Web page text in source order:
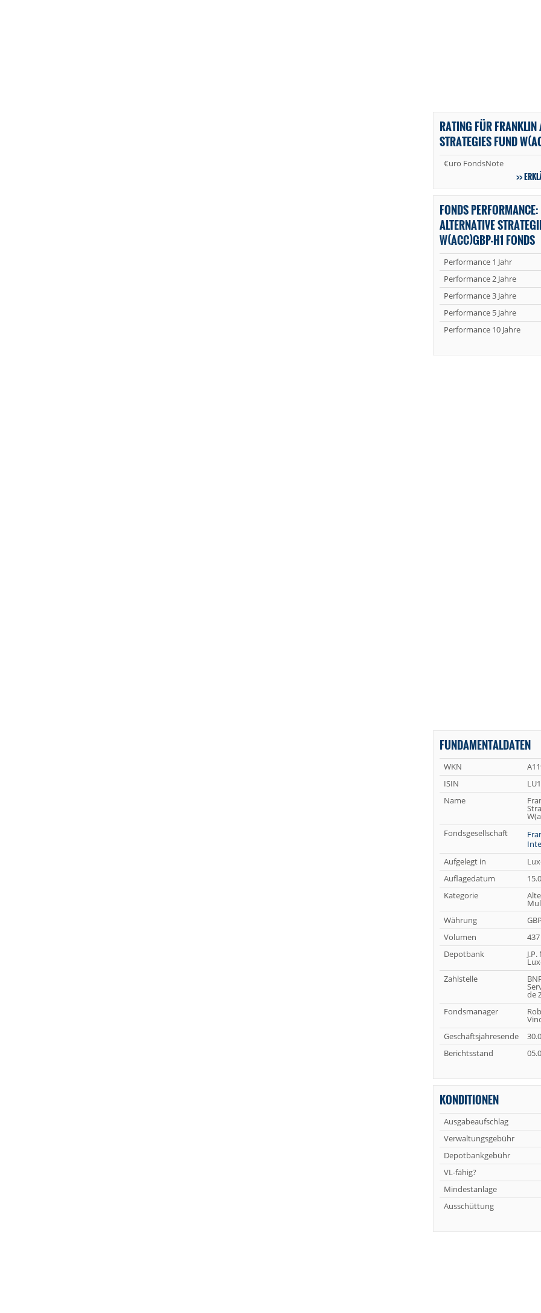
RATING FÜR FRANKLIN
STRATEGIES FUND
€uro FondsNote
FONDS
ALTERNATIVE
W(ACC)GBP-H1 FONDS
Performance 1 Jahr
Performance 2 Jahre
Performance 3 Jahre
Performance 5 Jahre
Performance 10 Jahre
FUNDAMENTALDATEN
WKN
ISIN
Name
Fondsgesellschaft
Aufgelegt in
Auflagedatum
Kategorie
Währung
Volumen
Depotbank
Zahlstelle
de
Fondsmanager
Geschäftsjahresende
Berichtsstand
KONDITIONEN
Ausgabeaufschlag
Verwaltungsgebühr
Depotbankgebühr
VL-fähig?
Mindestanlage
Ausschüttung